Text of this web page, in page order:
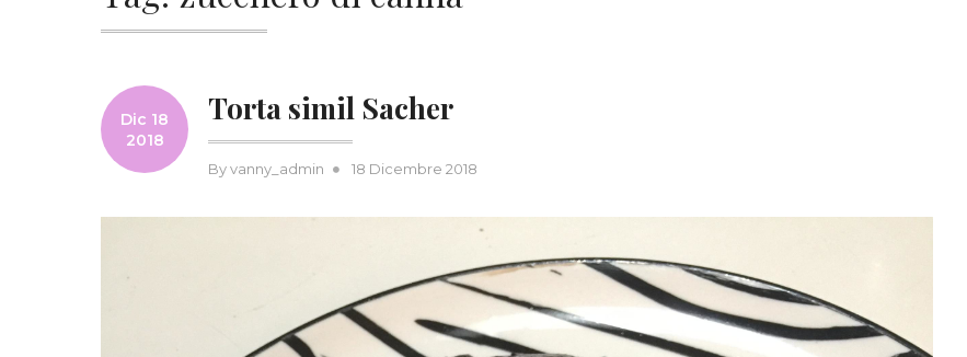
Dic 18
2018
Torta simil Sacher
Byvanny_admin
Posted
18 Dicembre 2018